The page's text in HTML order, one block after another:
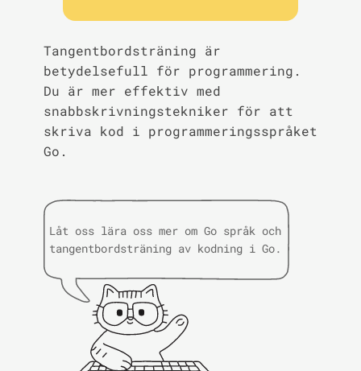
Tangentbordsträning är
betydelsefull för programmering.
Du är mer effektiv med
snabbskrivningstekniker för att
skriva kod i programmeringsspråket
Go.
Låt oss lära oss mer om Go språk och
tangentbordsträning av kodning i Go.